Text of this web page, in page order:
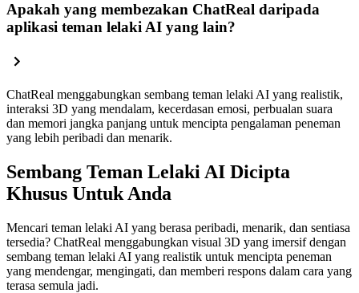
Apakah yang membezakan ChatReal daripada
aplikasi teman lelaki AI yang lain?
ChatReal menggabungkan sembang teman lelaki AI yang realistik,
interaksi 3D yang mendalam, kecerdasan emosi, perbualan suara
dan memori jangka panjang untuk mencipta pengalaman peneman
yang lebih peribadi dan menarik.
Sembang Teman Lelaki AI Dicipta
Khusus Untuk Anda
Mencari teman lelaki AI yang berasa peribadi, menarik, dan sentiasa
tersedia? ChatReal menggabungkan visual 3D yang imersif dengan
sembang teman lelaki AI yang realistik untuk mencipta peneman
yang mendengar, mengingati, dan memberi respons dalam cara yang
terasa semula jadi.